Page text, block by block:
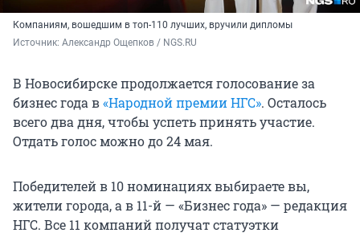
Компаниям, вошедшим в топ-110 лучших, вручили дипломы
Источник: Александр Ощепков / NGS.RU
В Новосибирске продолжается голосование за
бизнес года в«Народной премии НГС». Осталось
всего два дня, чтобы успеть принять участие.
Отдать голос можно до 24 мая.
Победителей в 10 номинациях выбираете вы,
жители города, а в 11-й — «Бизнес года» — редакция
НГС. Все 11 компаний получат статуэтки